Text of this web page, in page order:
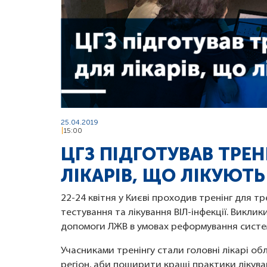
25.04.2019
15:00
ЦГЗ ПІДГОТУВАВ
ЛІКАРІВ, ЩО ЛІКУЮТЬ
22-24 квітня у Києві проходив тренінг для
тестування та лікування ВІЛ-інфекції.
допомоги ЛЖВ в умовах реформування
Учасниками тренінгу стали головні лікарі